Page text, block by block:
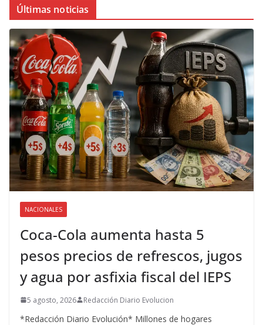
Últimas noticias
NACIONALES
Coca-Cola aumenta hasta 5
pesos precios de refrescos, jugos
y agua por asfixia fiscal del IEPS
5 agosto, 2026 Redacción Diario Evolucion
*Redacción Diario Evolución* Millones de hogares